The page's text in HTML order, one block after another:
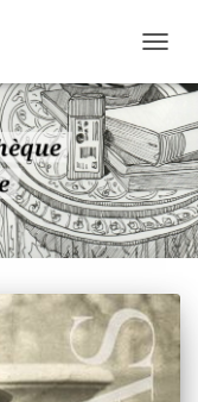
LA